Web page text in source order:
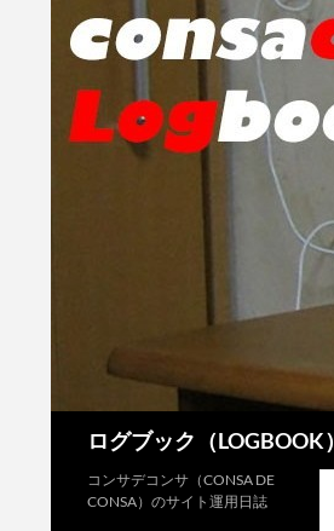
ログブック（LOGBOOK）
コンサデコンサ（CONSA DE
CONSA）のサイト運用日誌